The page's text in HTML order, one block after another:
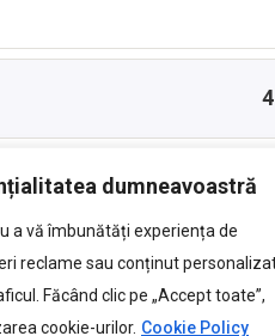
dumneavoastră
a vă îmbunătăți experiența de
reclame sau conținut
Făcând clic pe „Accept toate”,
cookie-urilor. Cookie Policy
4